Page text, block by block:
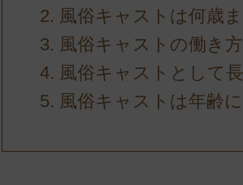
風俗キャストは何歳
風俗キャストの働き
風俗キャストとして
風俗キャストは年齢